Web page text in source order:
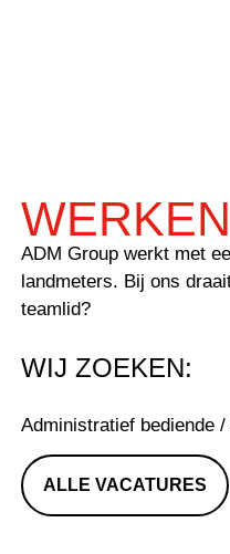
ADM Group werkt met
landmeters. Bij ons
teamlid?
WIJ ZOEKEN:
Administratief bediende
ALLE VACATURES